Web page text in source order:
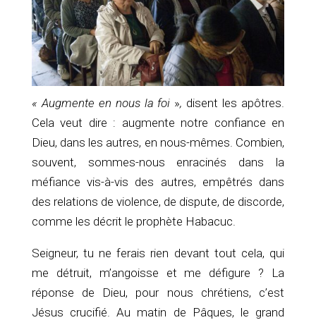
« Augmente en nous la foi », disent les apôtres.
Cela veut dire : augmente notre confiance en
Dieu, dans les autres, en nous-mêmes. Combien,
souvent, sommes-nous enracinés dans la
méfiance vis-à-vis des autres, empêtrés dans
des relations de violence, de dispute, de discorde,
comme les décrit le prophète Habacuc.
Seigneur, tu ne ferais rien devant tout cela, qui
me détruit, m’angoisse et me défigure ? La
réponse de Dieu, pour nous chrétiens, c’est
Jésus crucifié. Au matin de Pâques, le grand